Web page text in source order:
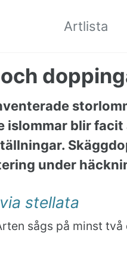
Artlista
islommar blir facit
under
stellata
sågs på minst